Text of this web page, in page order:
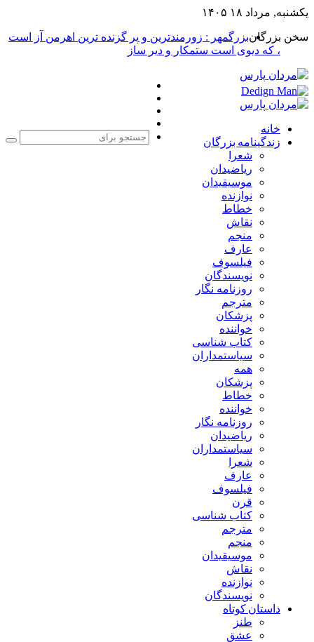
یکشنبه, مرداد ۱۸ ۱۴۰۵
سخن بزرگانبزرگمهر : زورمندترین و پر گزنده ترین اهرمن آز است
، که دیوی است ستمکار و دیر ساز
خانه
زندگینامه بزرگان
شعرا
ریاضیدان
موسیقیدان
نوازنده
خطاط
نقاش
منجم
عارف
فیلسوف
نویسندگان
روزنامه نگار
مترجم
پزشکان
خواننده
کتاب شناسی
سیاستمداران
همه
پزشکان
خطاط
خواننده
روزنامه نگار
ریاضیدان
سیاستمداران
شعرا
عارف
فیلسوف
قرن
کتاب شناسی
مترجم
منجم
موسیقیدان
نقاش
نوازنده
نویسندگان
داستان کوتاه
طنز
عشق